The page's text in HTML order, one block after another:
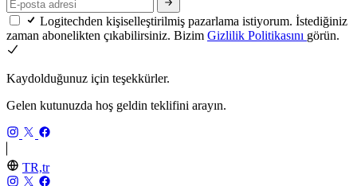
Logitechden kişiselleştirilmiş pazarlama istiyorum. İstediğiniz
zaman abonelikten çıkabilirsiniz. Bizim Gizlilik Politikasını görün.
Kaydolduğunuz için teşekkürler.
Gelen kutunuzda hoş geldin teklifini arayın.
TR,tr